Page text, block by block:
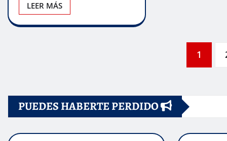
LEER MÁS
entradas
1
PUEDES HABERTE PERDIDO